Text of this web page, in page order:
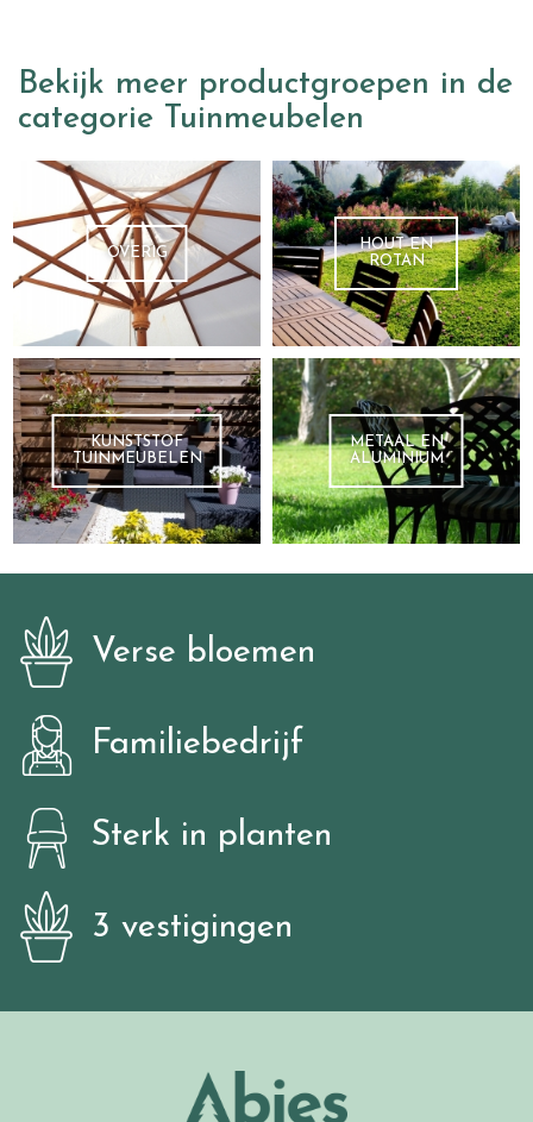
Bekijk meer productgroepen in de
categorie Tuinmeubelen
OVERIG
HOUT EN
ROTAN
KUNSTSTOF
TUINMEUBELEN
METAAL EN
ALUMINIUM
Verse bloemen
Familiebedrijf
Sterk in planten
3 vestigingen